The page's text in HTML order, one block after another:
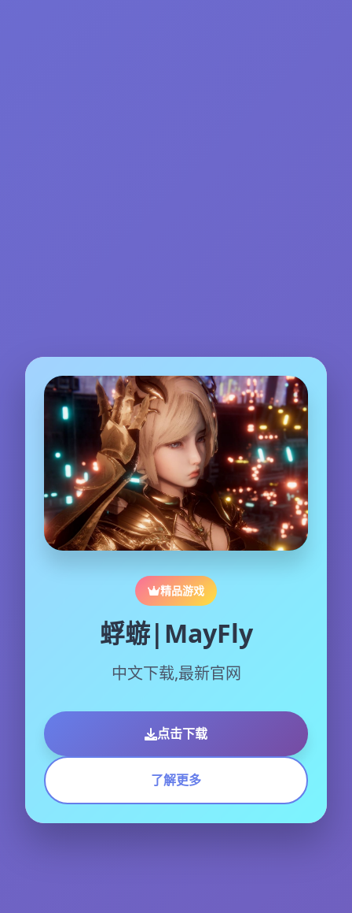
精品游戏
蜉蝣|MayFly
中文下载,最新官网
点击下载
了解更多